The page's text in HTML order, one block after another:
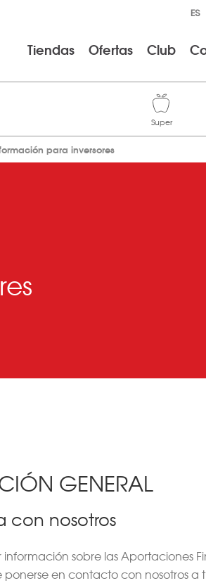
Tiendas Ofertas Club
para inversores
GENERAL
con nosotros
sobre las Aportaciones
ponerse en contacto con nosotros a